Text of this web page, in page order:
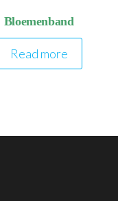
Bloemenband
Read more